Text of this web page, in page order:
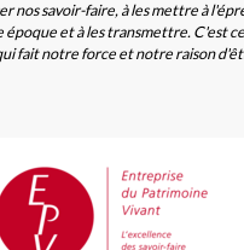
nos savoir-faire, à les mettre à
époque et à les transmettre. C'est
fait notre force et notre raison